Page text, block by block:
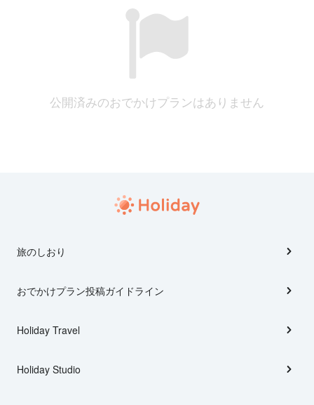
公開済みのおでかけプランはありません
旅のしおり
おでかけプラン投稿ガイドライン
Holiday Travel
Holiday Studio